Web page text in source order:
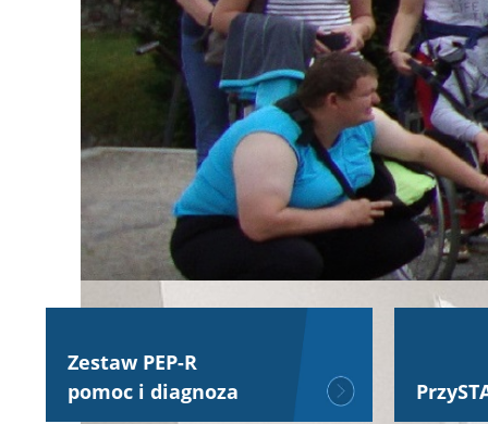
Zestaw PEP-R
pomoc i diagnoza